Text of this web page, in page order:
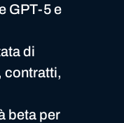
GPT-5 e
di
contratti,
beta per